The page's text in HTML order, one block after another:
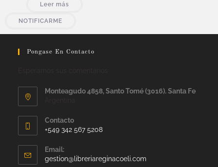
Leer más
NOTIFICARME
Pongase En Contacto
Monteagudo 4858, Santo Tomé (3016). Santa Fe
Contacto
+549 342 567 5208
Email:
gestion@libreriareginacoeli.com